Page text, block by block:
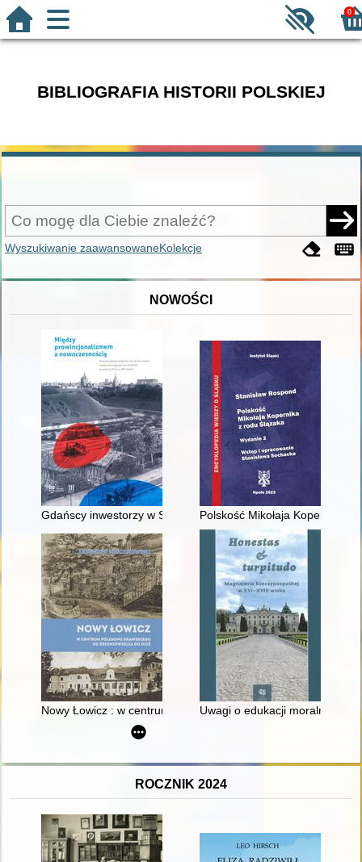
0
BIBLIOGRAFIA HISTORII POLSKIEJ
Wyszukiwanie zaawansowaneKolekcje
NOWOŚCI
Gdańscy inwestorzy w Sopocie : prestiż finansowy i
Polskość Mikołaja Kopernika z
Nowy Łowicz : w centrum poligonu drawskiego od
Uwagi o edukacji moralnej
ROCZNIK 2024